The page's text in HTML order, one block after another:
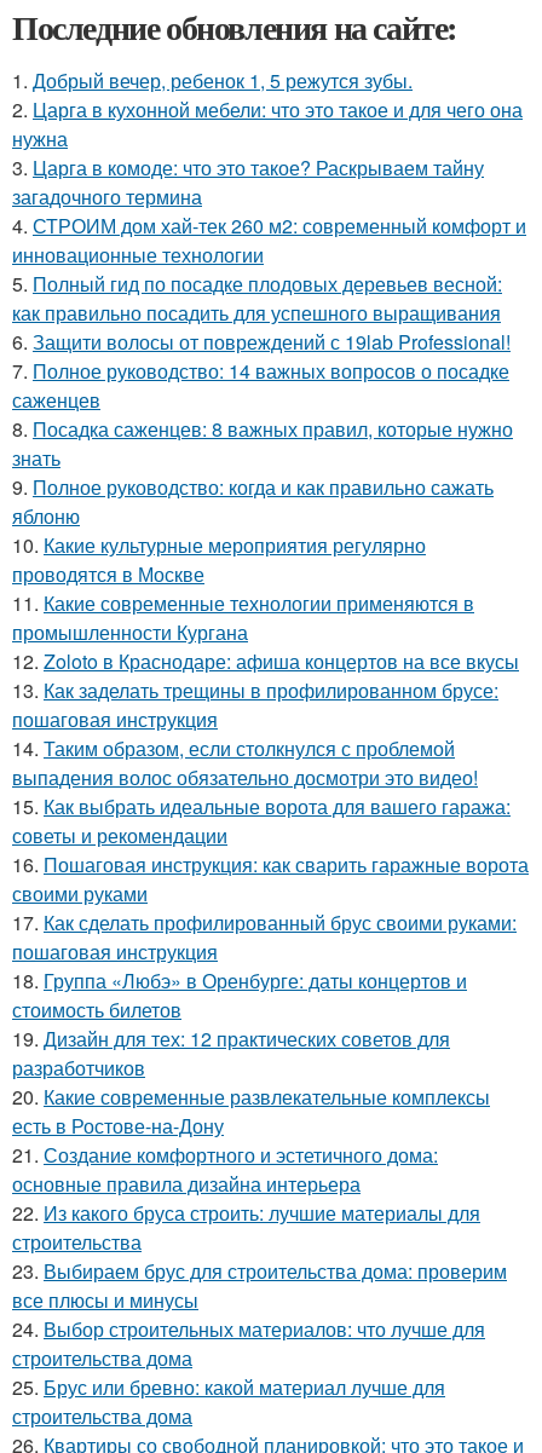
Последние обновления на сайте:
1. Добрый вечер, ребенок 1, 5 режутся зубы.
2. Царга в кухонной мебели: что это такое и для чего она
нужна
3. Царга в комоде: что это такое? Раскрываем тайну
загадочного термина
4. СТРОИМ дом хай-тек 260 м2: современный комфорт и
инновационные технологии
5. Полный гид по посадке плодовых деревьев весной:
как правильно посадить для успешного выращивания
6. Защити волосы от повреждений с 19lab Professional!
7. Полное руководство: 14 важных вопросов о посадке
саженцев
8. Посадка саженцев: 8 важных правил, которые нужно
знать
9. Полное руководство: когда и как правильно сажать
яблоню
10. Какие культурные мероприятия регулярно
проводятся в Москве
11. Какие современные технологии применяются в
промышленности Кургана
12. Zoloto в Краснодаре: афиша концертов на все вкусы
13. Как заделать трещины в профилированном брусе:
пошаговая инструкция
14. Таким образом, если столкнулся с проблемой
выпадения волос обязательно досмотри это видео!
15. Как выбрать идеальные ворота для вашего гаража:
советы и рекомендации
16. Пошаговая инструкция: как сварить гаражные ворота
своими руками
17. Как сделать профилированный брус своими руками:
пошаговая инструкция
18. Группа «Любэ» в Оренбурге: даты концертов и
стоимость билетов
19. Дизайн для тех: 12 практических советов для
разработчиков
20. Какие современные развлекательные комплексы
есть в Ростове-на-Дону
21. Создание комфортного и эстетичного дома:
основные правила дизайна интерьера
22. Из какого бруса строить: лучшие материалы для
строительства
23. Выбираем брус для строительства дома: проверим
все плюсы и минусы
24. Выбор строительных материалов: что лучше для
строительства дома
25. Брус или бревно: какой материал лучше для
строительства дома
26. Квартиры со свободной планировкой: что это такое и